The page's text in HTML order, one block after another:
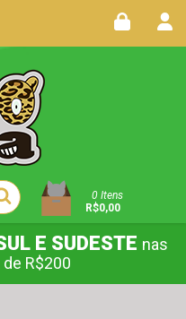
0 Itens
R$0,00
E SUDESTE nas
R$200